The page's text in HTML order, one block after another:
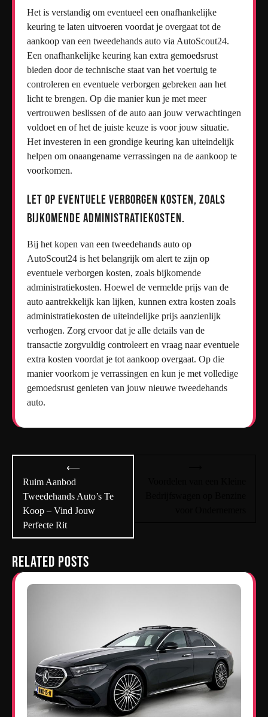
Het is verstandig om eventueel een onafhankelijke
keuring te laten uitvoeren voordat je overgaat tot de
aankoop van een tweedehands auto via AutoScout24.
Een onafhankelijke keuring kan extra gemoedsrust
bieden door de technische staat van het voertuig te
controleren en eventuele verborgen gebreken aan het
licht te brengen. Op die manier kun je met meer
vertrouwen beslissen of de auto aan jouw verwachtingen
voldoet en of het de juiste keuze is voor jouw situatie.
Het investeren in een grondige keuring kan uiteindelijk
helpen om onaangename verrassingen na de aankoop te
voorkomen.
Let op eventuele verborgen kosten, zoals
bijkomende administratiekosten.
Bij het kopen van een tweedehands auto op
AutoScout24 is het belangrijk om alert te zijn op
eventuele verborgen kosten, zoals bijkomende
administratiekosten. Hoewel de vermelde prijs van de
auto aantrekkelijk kan lijken, kunnen extra kosten zoals
administratiekosten de uiteindelijke prijs aanzienlijk
verhogen. Zorg ervoor dat je alle details van de
transactie zorgvuldig controleert en vraag naar eventuele
extra kosten voordat je tot aankoop overgaat. Op die
manier voorkom je verrassingen en kun je met volledige
gemoedsrust genieten van jouw nieuwe tweedehands
auto.
navigatie
⟵
Ruim Aanbod
Tweedehands Auto’s Te
Koop – Vind Jouw
Perfecte Rit
Related Posts